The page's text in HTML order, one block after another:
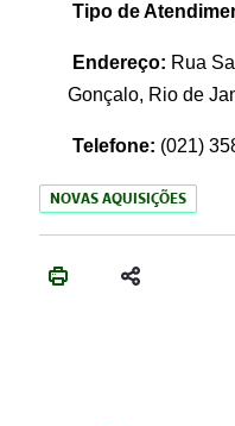
Tipo de
Endereço: Rua
Gonçalo, Rio de
Telefone: (021)
NOVAS AQUISIÇÕES